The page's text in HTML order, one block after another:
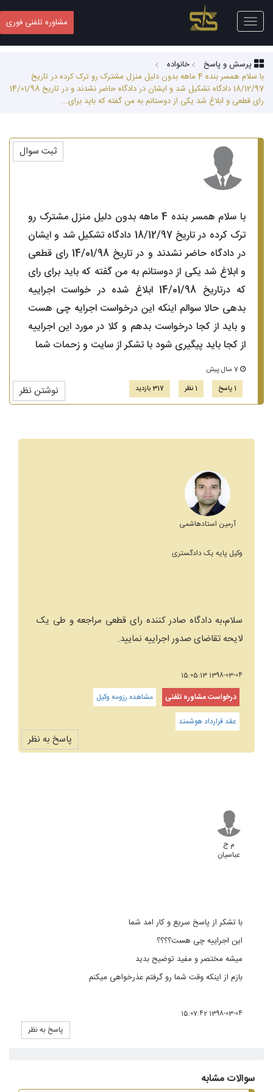
Toggle
navigation
مشاوره تلفنی فوری
پرسش و پاسخ
خانواده
با سلام همسر بنده 4 ماهه بدون دلیل منزل مشترک رو ترک کرده در تاریخ
18/12/97 دادگاه تشکیل شد و ایشان در دادگاه حاضر نشدند و در تاریخ 14/01/98
رای قطعی و ابلاغ شد یکی از دوستانم به من گفته که باید برای...
با سلام همسر بنده 4 ماهه بدون دلیل منزل مشترک رو
ترک کرده در تاریخ 18/12/97 دادگاه تشکیل شد و ایشان
در دادگاه حاضر نشدند و در تاریخ 14/01/98 رای قطعی
و ابلاغ شد یکی از دوستانم به من گفته که باید برای رای
که درتاریخ 14/01/98 ابلاغ شده در خواست اجراییه
بدهی حالا سوالم اینکه این درخواست اجرایه چی هست
و باید از کجا درخواست بدهم و کلا در مورد این اجراییه
از کجا باید پیگیری شود با تشکر از سایت و زحمات شما
1 پاسخ
1 نظر 317 بازدید نوشتن نظر
ثبت سوال
آرمین استادهاشمی
وکیل پایه یک دادگستری
سلام،به دادگاه صادر کننده رای قطعی مراجعه و طی یک
لایحه تقاضای صدور اجراییه نمایید.
1398-03-04 15:05:13
درخواست مشاوره تلفنی
مشاهده رزومه وکیل
عقد قرارداد هوشمند
پاسخ به نظر
م ج
عباسیان
با تشکر از پاسخ سریع و کار امد شما
این اجراییه چی هست؟؟؟؟
میشه مختصر و مفید توضیح بدید
بازم از اینکه وقت شما رو گرفتم عذرخواهی میکنم
1398-03-04 15:07:42
پاسخ به نظر
سوالات مشابه